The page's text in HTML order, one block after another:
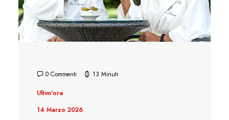
0 Commenti 13 Minuti
Ultim'ora
14 Marzo 2026